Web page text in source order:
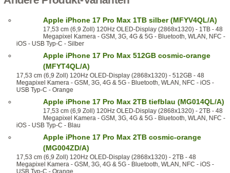
Apple iPhone 17 Pro Max 1TB silber (MFYV4QL/A)
17,53 cm (6,9 Zoll) 120Hz OLED-Display (2868x1320) - 1TB - 48
Megapixel Kamera - GSM, 3G, 4G & 5G - Bluetooth, WLAN, NFC -
iOS - USB Typ-C - Silber
Apple iPhone 17 Pro Max 512GB cosmic-orange
(MFYT4QL/A)
17,53 cm (6,9 Zoll) 120Hz OLED-Display (2868x1320) - 512GB - 48
Megapixel Kamera - GSM, 3G, 4G & 5G - Bluetooth, WLAN, NFC - iOS -
USB Typ-C - Orange
Apple iPhone 17 Pro Max 2TB tiefblau (MG014QL/A)
17,53 cm (6,9 Zoll) 120Hz OLED-Display (2868x1320) - 2TB - 48
Megapixel Kamera - GSM, 3G, 4G & 5G - Bluetooth, WLAN, NFC -
iOS - USB Typ-C - Blau
Apple iPhone 17 Pro Max 2TB cosmic-orange
(MG004ZD/A)
17,53 cm (6,9 Zoll) 120Hz OLED-Display (2868x1320) - 2TB - 48
Megapixel Kamera - GSM, 3G, 4G & 5G - Bluetooth, WLAN, NFC - iOS -